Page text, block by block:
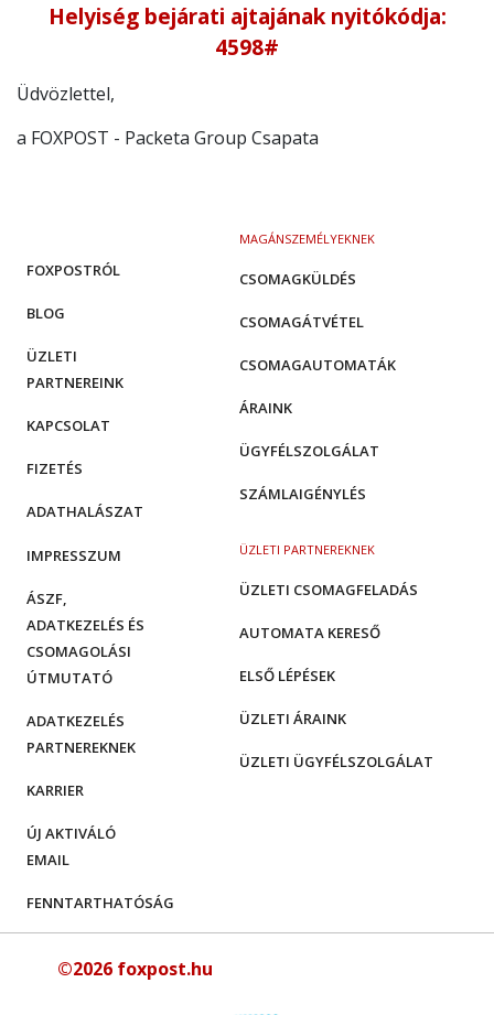
Helyiség bejárati ajtajának nyitókódja:
4598#
Üdvözlettel,
a FOXPOST - Packeta Group Csapata
MAGÁNSZEMÉLYEKNEK
CSOMAGKÜLDÉS
CSOMAGÁTVÉTEL
CSOMAGAUTOMATÁK
ÁRAINK
ÜGYFÉLSZOLGÁLAT
SZÁMLAIGÉNYLÉS
ÜZLETI PARTNEREKNEK
ÜZLETI CSOMAGFELADÁS
AUTOMATA KERESŐ
ELSŐ LÉPÉSEK
ÜZLETI ÁRAINK
ÜZLETI ÜGYFÉLSZOLGÁLAT
FOXPOSTRÓL
BLOG
ÜZLETI
PARTNEREINK
KAPCSOLAT
FIZETÉS
ADATHALÁSZAT
IMPRESSZUM
ÁSZF,
ADATKEZELÉS ÉS
CSOMAGOLÁSI
ÚTMUTATÓ
ADATKEZELÉS
PARTNEREKNEK
KARRIER
ÚJ AKTIVÁLÓ
EMAIL
FENNTARTHATÓSÁG
©2026 foxpost.hu